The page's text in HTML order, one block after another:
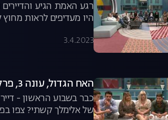
רגע האמת הגיע
היו מעדיפים לראות
3.4.2023
האח הגדול, עונה 3, פרק 5: ההדחה הראשונה
כבר בשבוע הראשון -
של אלימלך קשתי? צפו